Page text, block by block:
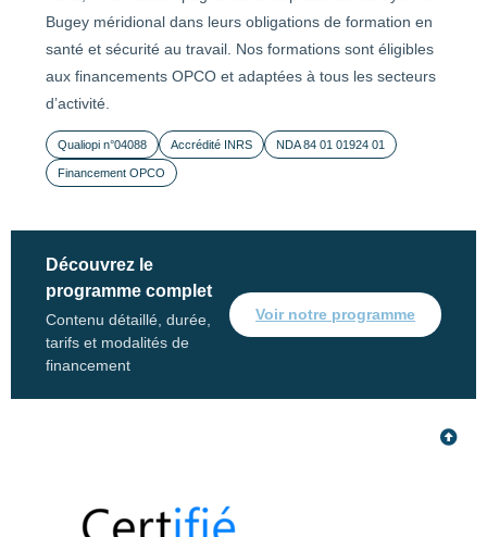
Bugey méridional dans leurs obligations de formation en
santé et sécurité au travail. Nos formations sont éligibles
aux financements OPCO et adaptées à tous les secteurs
d’activité.
Qualiopi n°04088 Accrédité INRS NDA 84 01 01924 01
Financement OPCO
Découvrez le
programme complet
Contenu détaillé, durée,
tarifs et modalités de
financement
Voir notre programme